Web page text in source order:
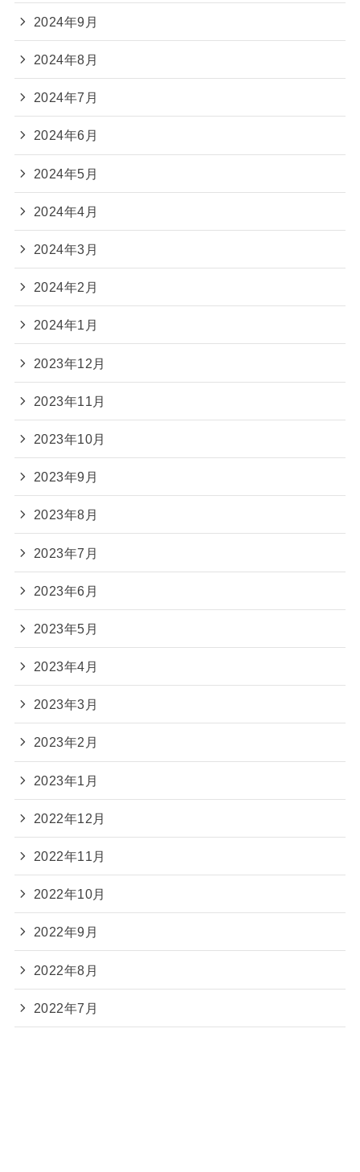
2024年9月
2024年8月
2024年7月
2024年6月
2024年5月
2024年4月
2024年3月
2024年2月
2024年1月
2023年12月
2023年11月
2023年10月
2023年9月
2023年8月
2023年7月
2023年6月
2023年5月
2023年4月
2023年3月
2023年2月
2023年1月
2022年12月
2022年11月
2022年10月
2022年9月
2022年8月
2022年7月